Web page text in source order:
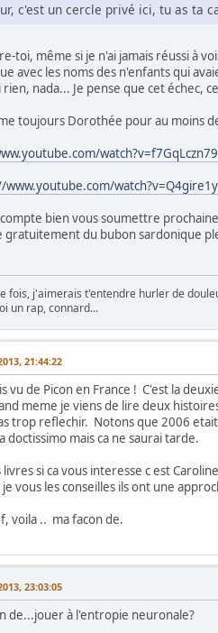
c'est un cercle privé ici, tu as ta
toi, même si je n'ai jamais réussi à
avec les noms des n'enfants qui
rien, nada... Je pense que cet échec,
toujours Dorothée pour au moins
www.youtube.com/
bien vous soumettre
gratuitement du bubon sardonique
fois, j'aimerais t'entendre hurler de
un rap, connard...
21:44:22
vu de Picon en France ! C'est la
meme je viens de lire deux
trop reflechir. Notons que 2006
doctissimo mais ca ne saurai tarde.
livres si ca vous interesse c est
je vous les conseilles ils ont une
voila .. ma facon de.
23:03:05
de...jouer à l'entropie neuronale?